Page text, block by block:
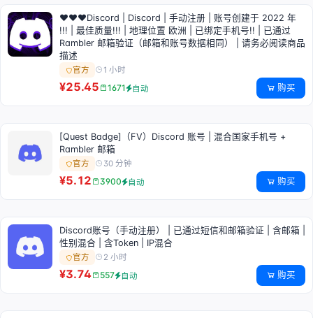
❤❤❤Discord | Discord | 手动注册 | 账号创建于 2022 年
!!! | 最佳质量!!! | 地理位置 欧洲 | 已绑定手机号!! | 已通过
Rambler 邮箱验证（邮箱和账号数据相同） | 请务必阅读商品
描述
官方 1 小时
¥25.45 1671 自动 购买
[Quest Badge]（FV）Discord 账号 | 混合国家手机号 +
Rambler 邮箱
官方 30 分钟
¥5.12 3900 自动 购买
Discord账号（手动注册） | 已通过短信和邮箱验证 | 含邮箱 |
性别混合 | 含Token | IP混合
官方 2 小时
¥3.74 557 自动 购买